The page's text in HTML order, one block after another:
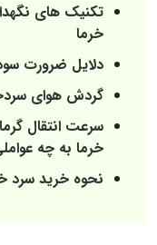
تکنیک های
خرما
دلایل ضرورت
گردش هوای
سرعت انتقال
خرما به چه
نحوه خرید سرد